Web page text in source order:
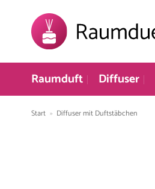
springen
Raumduft Diffuser
Start » Diffuser mit Duftstäbchen